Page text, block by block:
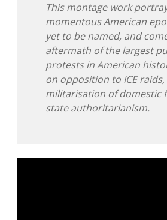
This montage work
momentous American
yet to be named, and
aftermath of the largest
protests in American
on opposition to ICE
militarisation of domestic
state authoritarianism.